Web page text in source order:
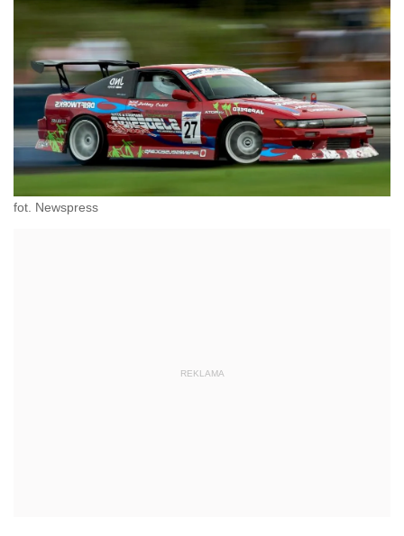
fot. Newspress